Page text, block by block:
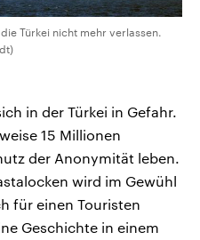
Türkei nicht mehr verlassen.
in der Türkei in Gefahr.
15 Millionen
der Anonymität leben.
wird im Gewühl
für einen Touristen
Geschichte in einem